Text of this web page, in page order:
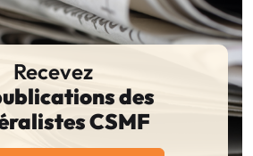
Recevez
des
CSMF